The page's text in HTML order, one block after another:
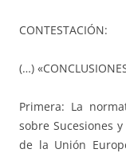
CONTESTACIÓN:
(…)
Primera: La
sobre Sucesiones
de la Unión